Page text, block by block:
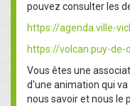
pouvez consulter les
https://agenda.ville-
https://volcan.puy-
Vous êtes une
d'une animation qui
nous savoir et nous le